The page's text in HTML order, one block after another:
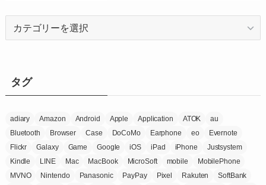
ータグ
adiary Amazon Android Apple Application ATOK
au
Bluetooth
Browser Case DoCoMo Earphone eo
Evernote
Flickr
Galaxy Game Google iOS iPad iPhone
Justsystem
Kindle
LINE Mac MacBook MicroSoft mobile
MobilePhone
MVNO
Nintendo Panasonic PayPay Pixel Rakuten SoftBank